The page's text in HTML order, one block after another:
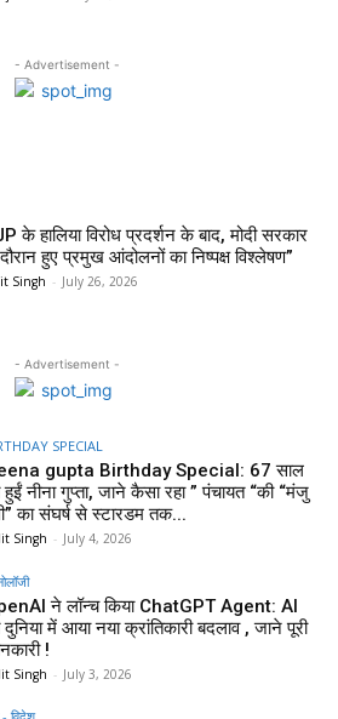
- Advertisement -
के हालिया विरोध प्रदर्शन के बाद, मोदी सरकार
हुए प्रमुख आंदोलनों का निष्पक्ष विश्लेषण”
Singh - July 26, 2026
- Advertisement -
SPECIAL
gupta Birthday Special: 67 साल
हुईं नीना गुप्ता, जाने कैसा रहा ” पंचायत “की “मंजु
का संघर्ष से स्टारडम तक...
Singh - July 4, 2026
ने लॉन्च किया ChatGPT Agent: AI
दुनिया में आया नया क्रांतिकारी बदलाव , जाने पूरी
!
Singh - July 3, 2026